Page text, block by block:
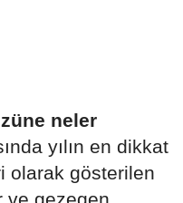
neler
yılın en dikkat
olarak gösterilen